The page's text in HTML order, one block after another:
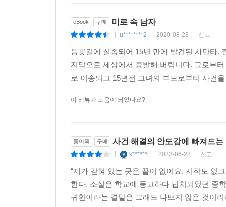
eBook 구매 미로 속 남자
u********2 2020-08-23 신고
등굣길에 실종되어 15년 만에 발견된 사만타.
지막으로 세상에서 증발해 버립니다. 그로부
로 이송되고 15년전 그녀의 부모로부터 사건
이 리뷰가 도움이 되었나요?
종이책 구매 사건 해결의 안도감에 빠져드
k******i 2023-06-28 신고
“제가 갇혀 있는 곳은 끝이 없어요. 시작도 없
한다. 소설은 학교에 등교하다 납치되었던 중
귀환이라는 결말은 그래도 나쁘지 않은 것이